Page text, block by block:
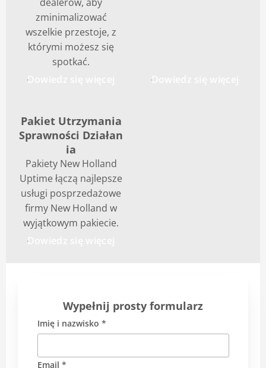
zminimalizować
wszelkie przestoje, z
którymi możesz się
spotkać.
Dowiedz się więcej
Dowiedz się więcej
Pakiet Utrzymania
Sprawności Działan
ia
Pakiety New Holland
Uptime łączą najlepsze
usługi posprzedażowe
firmy New Holland w
wyjątkowym pakiecie.
Dowiedz się więcej
Wypełnij prosty formularz
Imię i nazwisko *
Email *